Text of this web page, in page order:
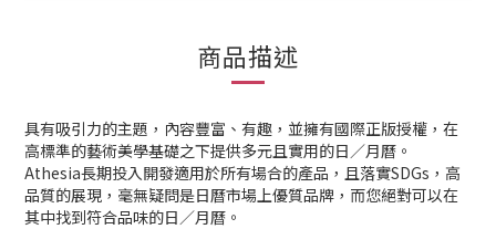
商品描述
具有吸引力的主題，內容豐富、有趣，並擁有國際正版授權，在
高標準的藝術美學基礎之下提供多元且實用的日／月曆。
Athesia長期投入開發適用於所有場合的產品，且落實SDGs，高
品質的展現，毫無疑問是日曆市場上優質品牌，而您絕對可以在
其中找到符合品味的日／月曆。